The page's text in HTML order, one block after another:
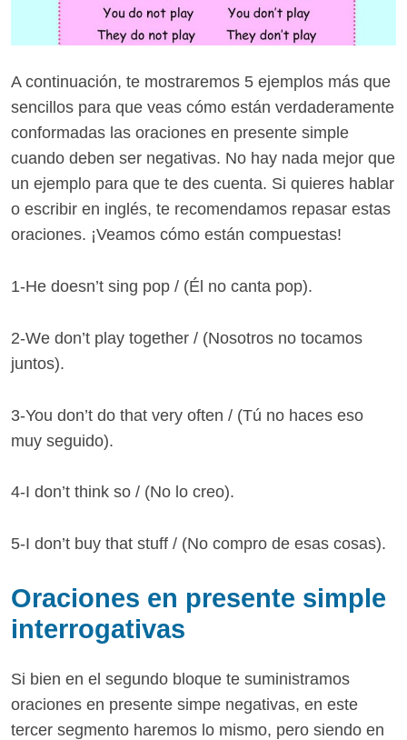
A continuación, te mostraremos 5 ejemplos más que
sencillos para que veas cómo están verdaderamente
conformadas las oraciones en presente simple
cuando deben ser negativas. No hay nada mejor que
un ejemplo para que te des cuenta. Si quieres hablar
o escribir en inglés, te recomendamos repasar estas
oraciones. ¡Veamos cómo están compuestas!
1-He doesn’t sing pop / (Él no canta pop).
2-We don’t play together / (Nosotros no tocamos
juntos).
3-You don’t do that very often / (Tú no haces eso
muy seguido).
4-I don’t think so / (No lo creo).
5-I don’t buy that stuff / (No compro de esas cosas).
Oraciones en presente simple
interrogativas
Si bien en el segundo bloque te suministramos
oraciones en presente simpe negativas, en este
tercer segmento haremos lo mismo, pero siendo en